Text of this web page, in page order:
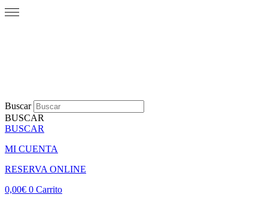
Buscar
BUSCAR
BUSCAR
MI CUENTA
RESERVA ONLINE
0,00€ 0 Carrito